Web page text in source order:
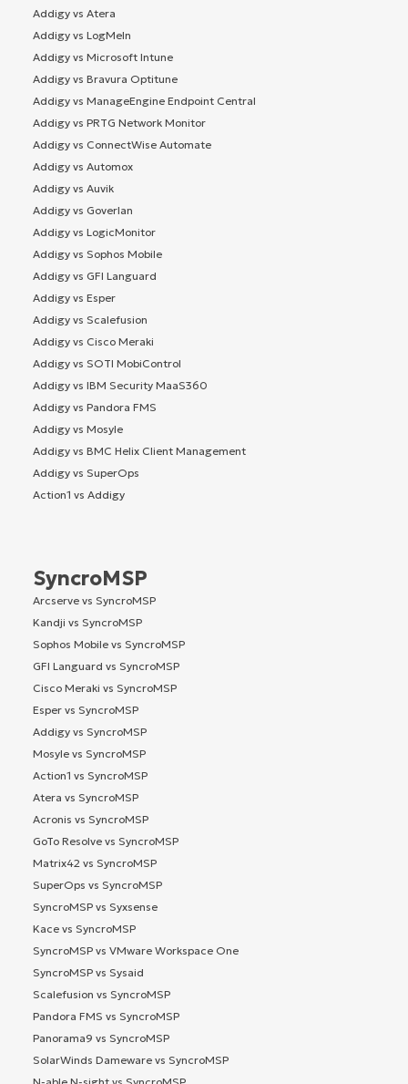
Addigy vs Atera
Addigy vs LogMeIn
Addigy vs Microsoft Intune
Addigy vs Bravura Optitune
Addigy vs ManageEngine Endpoint Central
Addigy vs PRTG Network Monitor
Addigy vs ConnectWise Automate
Addigy vs Automox
Addigy vs Auvik
Addigy vs Goverlan
Addigy vs LogicMonitor
Addigy vs Sophos Mobile
Addigy vs GFI Languard
Addigy vs Esper
Addigy vs Scalefusion
Addigy vs Cisco Meraki
Addigy vs SOTI MobiControl
Addigy vs IBM Security MaaS360
Addigy vs Pandora FMS
Addigy vs Mosyle
Addigy vs BMC Helix Client Management
Addigy vs SuperOps
Action1 vs Addigy
SyncroMSP
Arcserve vs SyncroMSP
Kandji vs SyncroMSP
Sophos Mobile vs SyncroMSP
GFI Languard vs SyncroMSP
Cisco Meraki vs SyncroMSP
Esper vs SyncroMSP
Addigy vs SyncroMSP
Mosyle vs SyncroMSP
Action1 vs SyncroMSP
Atera vs SyncroMSP
Acronis vs SyncroMSP
GoTo Resolve vs SyncroMSP
Matrix42 vs SyncroMSP
SuperOps vs SyncroMSP
SyncroMSP vs Syxsense
Kace vs SyncroMSP
SyncroMSP vs VMware Workspace One
SyncroMSP vs Sysaid
Scalefusion vs SyncroMSP
Pandora FMS vs SyncroMSP
Panorama9 vs SyncroMSP
SolarWinds Dameware vs SyncroMSP